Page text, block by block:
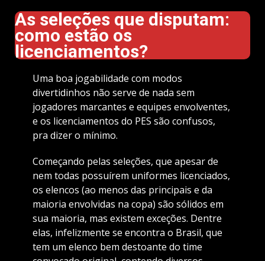
As seleções que disputam:
como estão os
licenciamentos?
Uma boa jogabilidade com modos
divertidinhos não serve de nada sem
jogadores marcantes e equipes envolventes,
e os licenciamentos do PES são confusos,
pra dizer o mínimo.
Começando pelas seleções, que apesar de
nem todas possuírem uniformes licenciados,
os elencos (ao menos das principais e da
maioria envolvidas na copa) são sólidos em
sua maioria, mas existem exceções. Dentre
elas, infelizmente se encontra o Brasil, que
tem um elenco bem destoante do time